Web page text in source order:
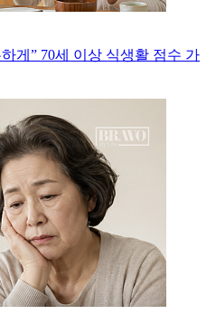
게” 70세 이상 식생활 점수 가